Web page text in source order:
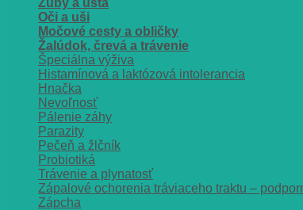
Zuby a ústa
Oči a uši
Močové cesty a obličky
Žalúdok, črevá a trávenie
Špeciálna výživa
Histamínová a laktózová intolerancia
Hnačka
Nevoľnosť
Pálenie záhy
Parazity
Pečeň a žlčník
Probiotiká
Trávenie a plynatosť
Zápalové ochorenia tráviaceho traktu –
Zápcha